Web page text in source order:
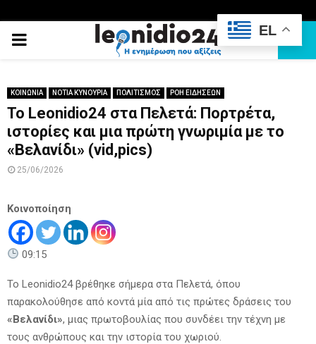
PRIMARY
ΚΟΙΝΩΝΙΑ ΝΟΤΙΑ ΚΥΝΟΥΡΙΑ ΠΟΛΙΤΙΣΜΟΣ ΡΟΗ ΕΙΔΗΣΕΩΝ
Το Leonidio24 στα Πελετά: Πορτρέτα,
ιστορίες και μια πρώτη γνωριμία με το
«Βελανίδι» (vid,pics)
25/06/2026
Κοινοποίηση
09:15
Το Leonidio24 βρέθηκε σήμερα στα Πελετά, όπου
παρακολούθησε από κοντά μία από τις πρώτες δράσεις του
«Βελανίδι», μιας πρωτοβουλίας που συνδέει την τέχνη με
τους ανθρώπους και την ιστορία του χωριού.
EL